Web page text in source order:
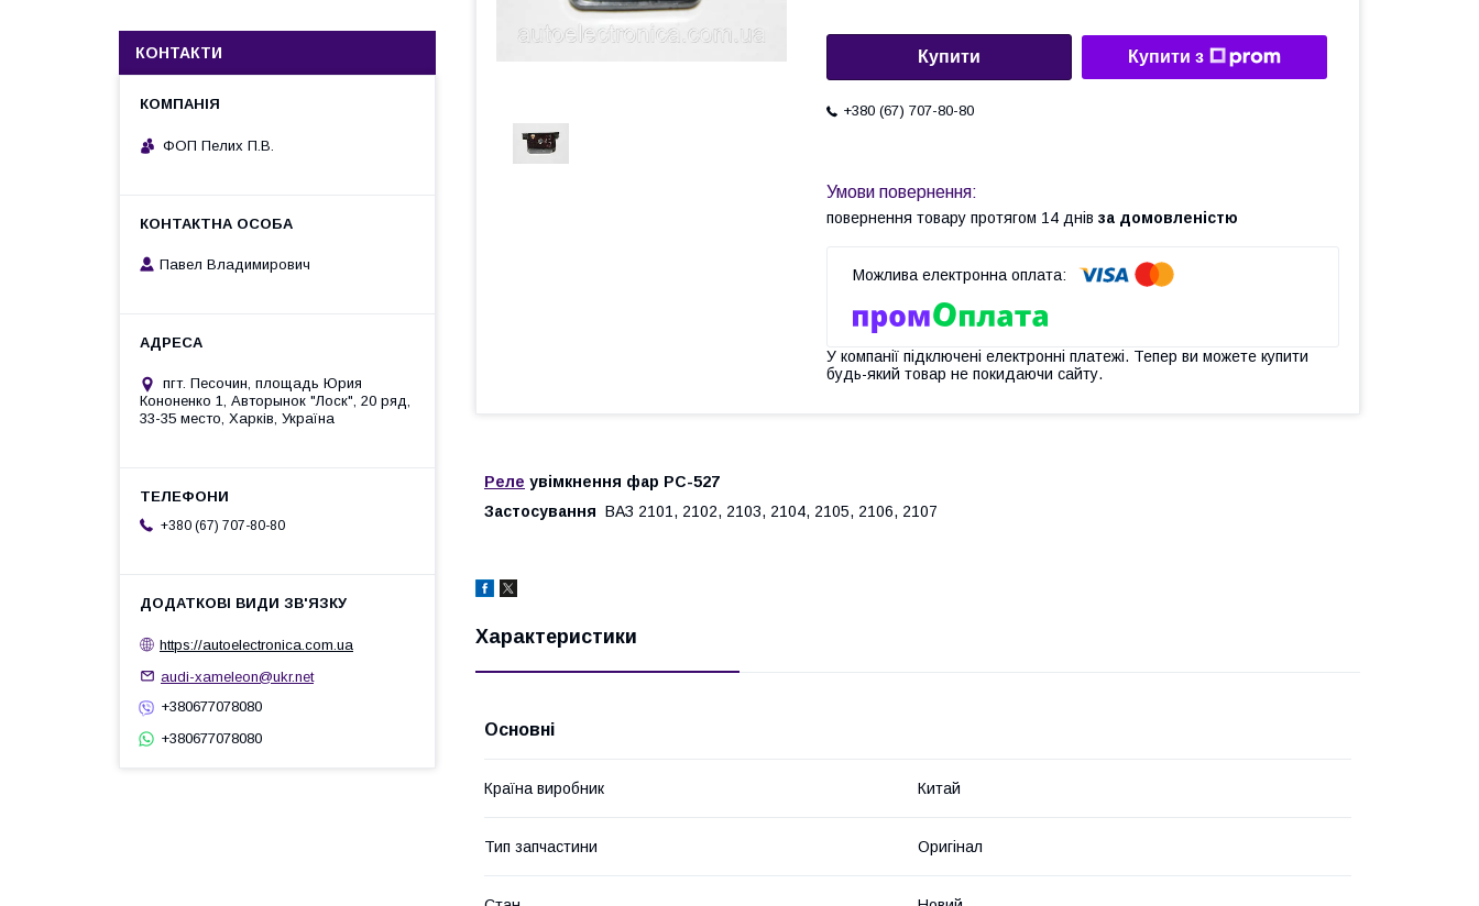
Купити Купити з
+380 (67) 707-80-80
повернення товару протягом 14 днів за домовленістю
У компанії підключені електронні платежі. Тепер ви можете купити
будь-який товар не покидаючи сайту.
Реле увімкнення фар РС-527
Застосування ВАЗ 2101, 2102, 2103, 2104, 2105, 2106, 2107
Характеристики
Основні
Країна виробник Китай
Тип запчастини Оригінал
КОНТАКТИ
ФОП Пелих П.В.
Павел Владимирович
пгт. Песочин, площадь Юрия
Кононенко 1, Авторынок "Лоск", 20 ряд,
33-35 место, Харків, Україна
+380 (67) 707-80-80
https://autoelectronica.com.ua
audi-xameleon@ukr.net
+380677078080
+380677078080